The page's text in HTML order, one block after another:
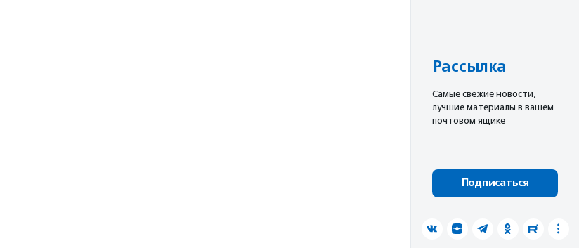
Рассылка
Cамые свежие новости,
лучшие материалы в вашем
почтовом ящике
Подписаться